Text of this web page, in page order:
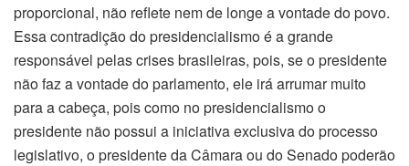
proporcional, não reflete nem de longe a vontade do povo.
Essa contradição do presidencialismo é a grande
responsável pelas crises brasileiras, pois, se o presidente
não faz a vontade do parlamento, ele irá arrumar muito
para a cabeça, pois como no presidencialismo o
presidente não possui a iniciativa exclusiva do processo
legislativo, o presidente da Câmara ou do Senado poderão